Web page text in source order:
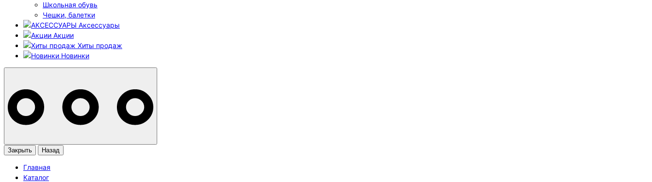
Школьная обувь
Чешки, балетки
Аксессуары
Акции
Хиты продаж
Новинки
Закрыть Назад
Главная
Каталог